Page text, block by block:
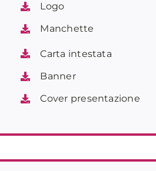
Logo
Manchette
Carta intestata
Banner
Cover presentazione